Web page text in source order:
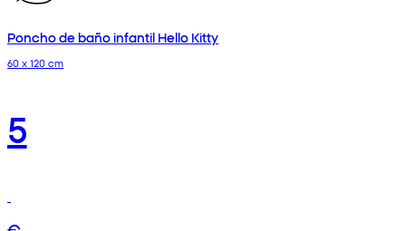
Poncho de baño infantil Hello Kitty
60 x 120 cm
5